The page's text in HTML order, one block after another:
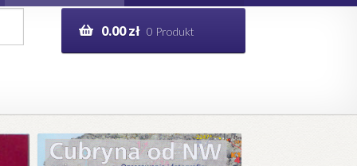
0.00zł 0 Produkt
Help in English